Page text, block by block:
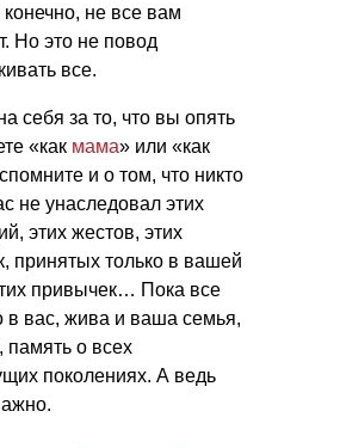
конечно, не все вам
Но это не повод
все.
себя за то, что вы опять
«как мама» или «как
и о том, что никто
не унаследовал этих
этих жестов, этих
принятых только в вашей
привычек… Пока все
в вас, жива и ваша семья,
память о всех
поколениях. А ведь